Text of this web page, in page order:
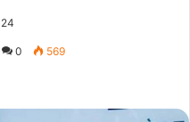
0 569